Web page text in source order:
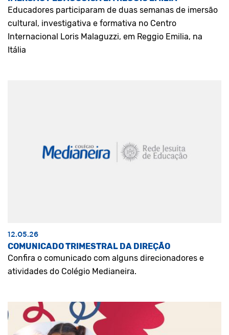
Educadores participaram de duas semanas de imersão
cultural, investigativa e formativa no Centro
Internacional Loris Malaguzzi, em Reggio Emilia, na
Itália
12.05.26
COMUNICADO TRIMESTRAL DA DIREÇÃO
Confira o comunicado com alguns direcionadores e
atividades do Colégio Medianeira.